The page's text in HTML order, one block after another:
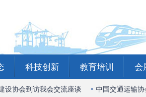
科技创新 教育培训 会
协会到访我会交流座谈 中国交通运输协